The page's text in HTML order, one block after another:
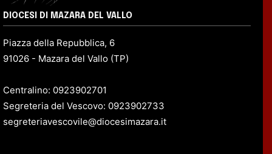
DIOCESI DI MAZARA DEL VALLO
Piazza della Repubblica, 6
91026 - Mazara del Vallo (TP)
Centralino: 0923902701
Segreteria del Vescovo: 0923902733
segreteriavescovile@diocesimazara.it